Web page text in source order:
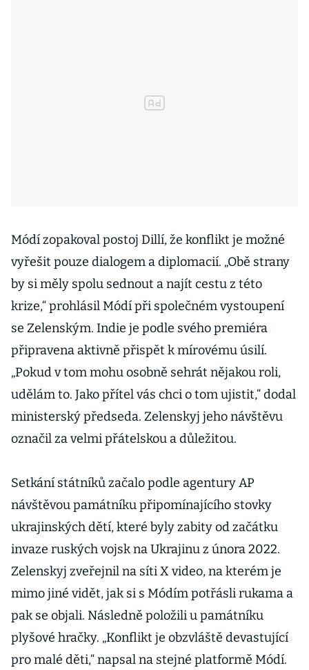
Módí zopakoval postoj Dillí, že konflikt je možné
vyřešit pouze dialogem a diplomacií. „Obě strany
by si měly spolu sednout a najít cestu z této
krize,“ prohlásil Módí při společném vystoupení
se Zelenským. Indie je podle svého premiéra
připravena aktivně přispět k mírovému úsilí.
„Pokud v tom mohu osobně sehrát nějakou roli,
udělám to. Jako přítel vás chci o tom ujistit,“ dodal
ministerský předseda. Zelenskyj jeho návštěvu
označil za velmi přátelskou a důležitou.
Setkání státníků začalo podle agentury AP
návštěvou památníku připomínajícího stovky
ukrajinských dětí, které byly zabity od začátku
invaze ruských vojsk na Ukrajinu z února 2022.
Zelenskyj zveřejnil na síti X video, na kterém je
mimo jiné vidět, jak si s Módím potřásli rukama a
pak se objali. Následně položili u památníku
plyšové hračky. „Konflikt je obzvláště devastující
pro malé děti,“ napsal na stejné platformě Módí.